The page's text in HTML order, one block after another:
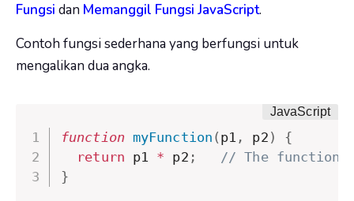
Fungsi dan Memanggil Fungsi JavaScript.
Contoh fungsi sederhana yang berfungsi untuk
mengalikan dua angka.
function myFunction ( p1 , p2 )
{
return p1 * p2 ;
// The function
}